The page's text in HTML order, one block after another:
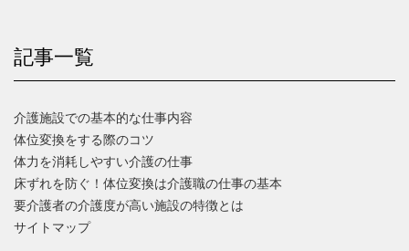
記事一覧
介護施設での基本的な仕事内容
体位変換をする際のコツ
体力を消耗しやすい介護の仕事
床ずれを防ぐ！体位変換は介護職の仕事の基本
要介護者の介護度が高い施設の特徴とは
サイトマップ